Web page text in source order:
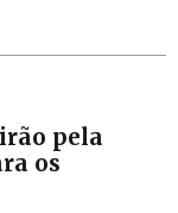
pela
os